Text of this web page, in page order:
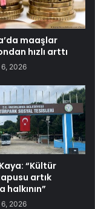
maaşlar
hızlı arttı
2026
“Kültür
artık
halkının”
2026